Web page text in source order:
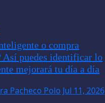
o compra
Así puedes identificar lo
mejorará tu día a día
Pacheco Polo Jul 11, 2026